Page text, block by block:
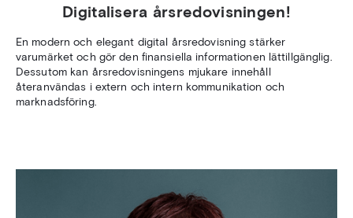
Digitalisera årsredovisningen!
En modern och elegant digital årsredovisning stärker
varumärket och gör den finansiella informationen lättillgänglig.
Dessutom kan årsredovisningens mjukare innehåll
återanvändas i extern och intern kommunikation och
marknadsföring.